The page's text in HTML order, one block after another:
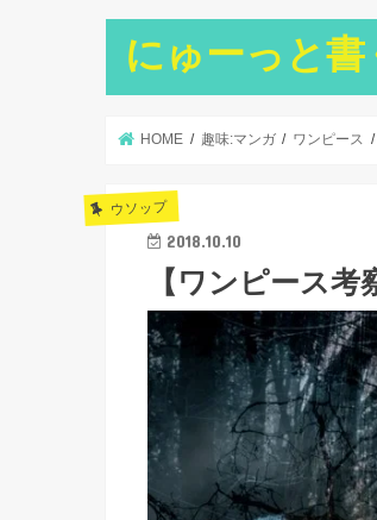
にゅーっと
HOME 趣味:マンガ ワンピース
ウソップ
2018.10.10
【ワンピース